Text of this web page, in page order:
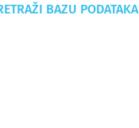
BAZU PODATAKA